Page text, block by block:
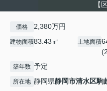
【
価格 2,380万円
建物面積83.43㎡ 土地面積
築年数 予定
所在地 静岡県静岡市清水区駒